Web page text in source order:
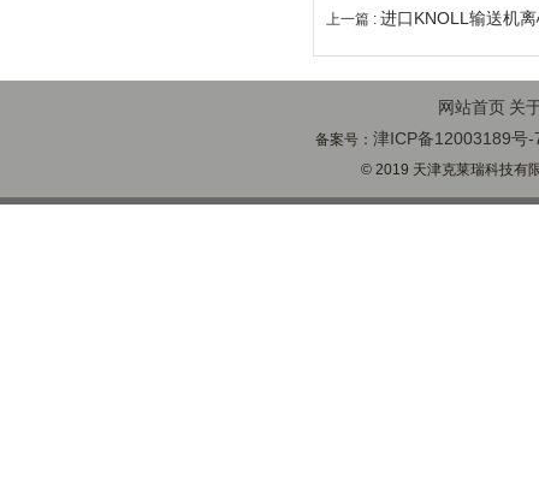
上一篇 : 进口KNOLL输送机
网站首页 关
备案号：津ICP备12003189号-
© 2019 天津克莱瑞科技有